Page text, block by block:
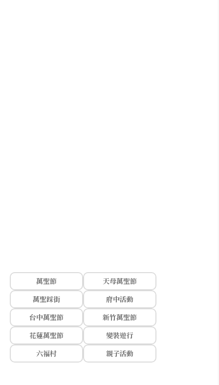
萬聖節
天母萬聖節
萬聖踩街
府中活動
台中萬聖節
新竹萬聖節
花蓮萬聖節
變裝遊行
六福村
親子活動